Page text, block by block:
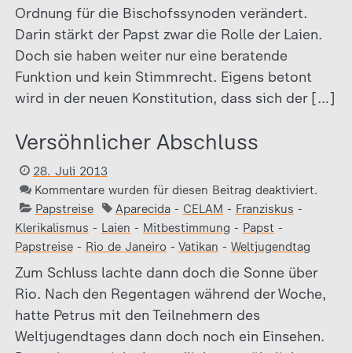
Ordnung für die Bischofssynoden verändert.
Darin stärkt der Papst zwar die Rolle der Laien.
Doch sie haben weiter nur eine beratende
Funktion und kein Stimmrecht. Eigens betont
wird in der neuen Konstitution, dass sich der […]
Versöhnlicher Abschluss
28. Juli 2013
Kommentare wurden für diesen Beitrag deaktiviert.
Papstreise
Aparecida- CELAM - Franziskus -
Klerikalismus - Laien - Mitbestimmung - Papst -
Papstreise- Rio de Janeiro - Vatikan - Weltjugendtag
Zum Schluss lachte dann doch die Sonne über
Rio. Nach den Regentagen während der Woche,
hatte Petrus mit den Teilnehmern des
Weltjugendtages dann doch noch ein Einsehen.